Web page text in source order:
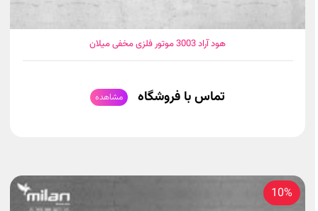
هود آراد 3003 موتور فلزی مخفی میلان
تماس با فروشگاه مشاهده
10%